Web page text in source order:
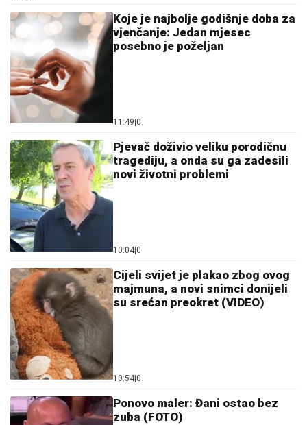
Koje je najbolje godišnje doba za
vjenčanje: Jedan mjesec
posebno je poželjan
11:49 0
Pjevač doživio veliku porodičnu
tragediju, a onda su ga zadesili
novi životni problemi
10:04 0
Cijeli svijet je plakao zbog ovog
majmuna, a novi snimci donijeli
su srećan preokret (VIDEO)
10:54 0
Ponovo maler: Đani ostao bez
zuba (FOTO)